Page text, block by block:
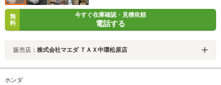
無
料
今すぐ在庫確認・見積依頼
電話する
販売店： 株式会社マエダ ＴＡＸ中環松原店
ホンダ